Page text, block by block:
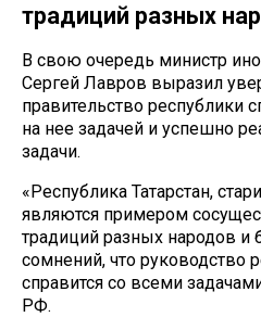
традиций разных
В свою очередь министр
Сергей Лавров выразил
правительство республики
на нее задачей и успешно
задачи.
«Республика Татарстан,
являются примером
традиций разных народов и
сомнений, что руководство
справится со всеми
РФ.